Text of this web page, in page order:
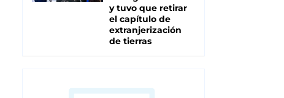
y tuvo que retirar
el capítulo de
extranjerización
de tierras